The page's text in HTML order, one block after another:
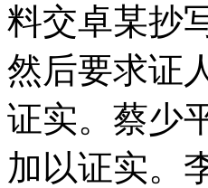
料交卓某抄
然后要求证
证实。蔡少
加以证实。